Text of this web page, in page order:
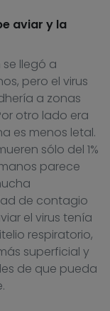
aviar y la
llegó a
pero el virus
a zonas
otro lado era
es menos letal.
sólo del 1%
parece
de contagio
el virus tenía
respiratorio,
superficial y
de que pueda